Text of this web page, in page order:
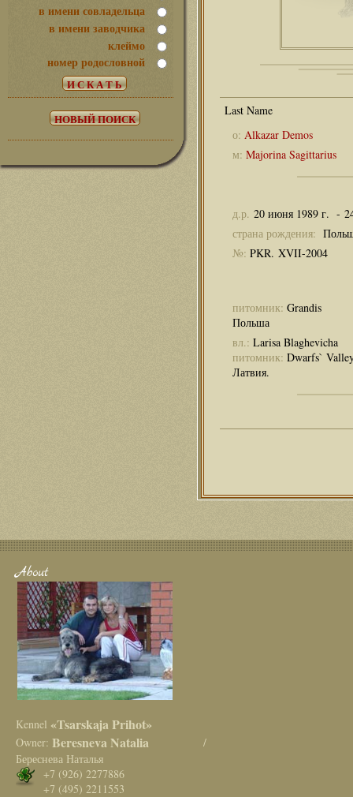
в имени совладельца
в имени заводчика
клеймо
номер родословной
о: Alkazar Demos
м: Majorina Sagittarius
д.р. 20 июня 1989 г. -
страна рождения:
№: PKR. XVII-2004
питомник: Grandis
Польша
вл.: Larisa Blaghevicha
питомник: Dwarfs`
Латвия.
About
Kennel «Tsarskaja Prihot»
Owner: Beresneva Natalia /
Береснева Наталья
+7 (926) 2277886
+7 (495) 2211553